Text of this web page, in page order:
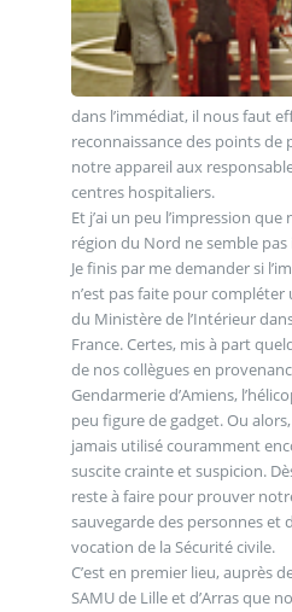
dans l’immédiat, il nous faut
reconnaissance des points de
notre appareil aux
centres hospitaliers.
Et j’ai un peu l’impression
région du Nord ne semble
Je finis par me demander si
n’est pas faite pour
du Ministère de l’Intérieur
France. Certes, mis à part
de nos collègues en
Gendarmerie d’Amiens,
peu figure de gadget. Ou
jamais utilisé couramment
suscite crainte et suspicion.
reste à faire pour prouver
sauvegarde des personnes et
vocation de la Sécurité civile.
C’est en premier lieu, auprès
SAMU de Lille et d’Arras que